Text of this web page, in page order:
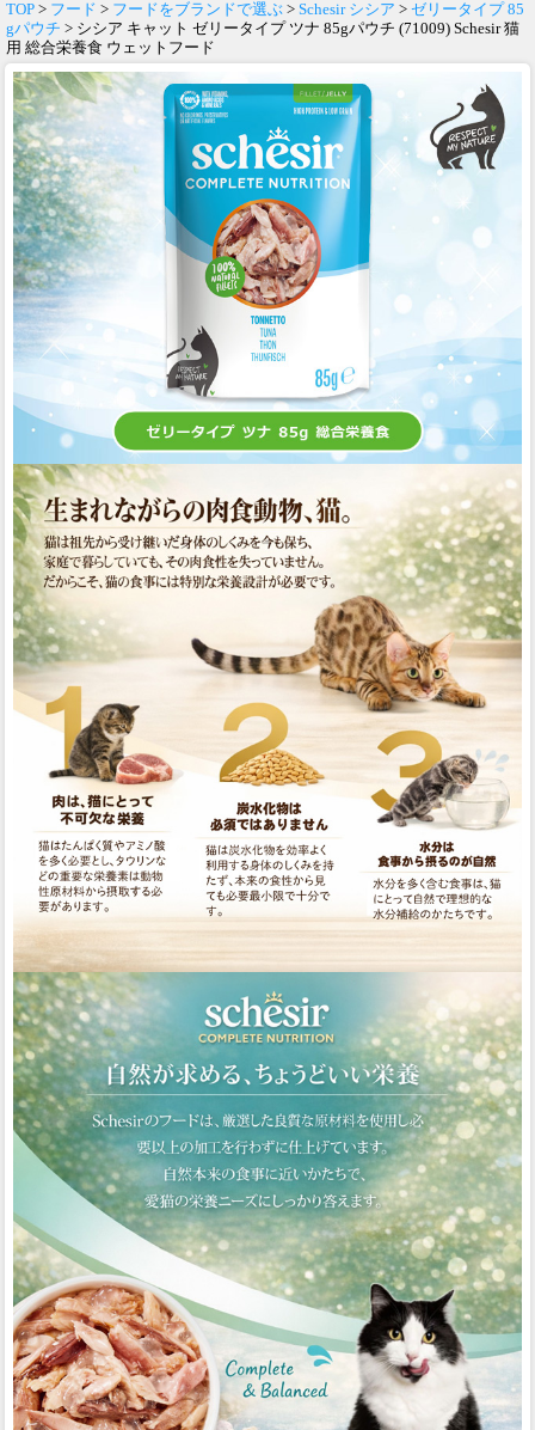
TOP > フード > フードをブランドで選ぶ > Schesir シシア > ゼリータイプ 85
gパウチ > シシア キャット ゼリータイプ ツナ 85gパウチ (71009) Schesir 猫
用 総合栄養食 ウェットフード